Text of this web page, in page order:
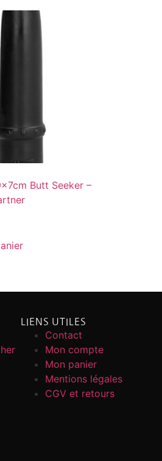
Butt Seeker –
LIENS UTILES
Contact
Mon compte
Mon panier
Mentions légales
CGV et retours